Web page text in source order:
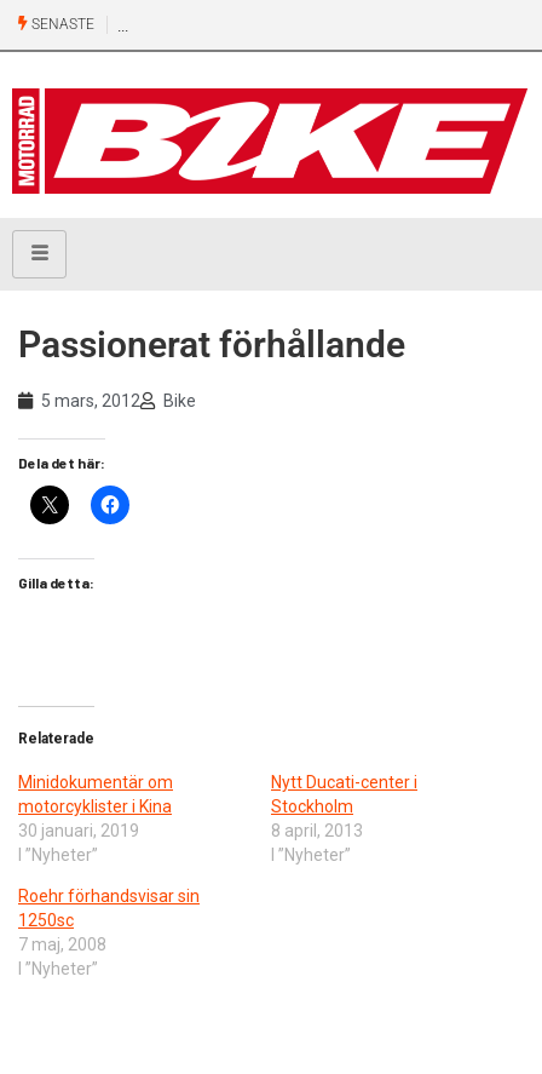
SENASTE
Passionerat förhållande
5 mars, 2012 Bike
Dela det här:
Gilla detta:
Relaterade
Minidokumentär om
motorcyklister i Kina
30 januari, 2019
I ”Nyheter”
Nytt Ducati-center i
Stockholm
8 april, 2013
I ”Nyheter”
Roehr förhandsvisar sin
1250sc
7 maj, 2008
I ”Nyheter”